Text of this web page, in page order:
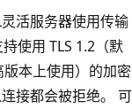
活服务器使用传输
使用 TLS 1.2（默
本上使用）的加密
接都会被拒绝。 可